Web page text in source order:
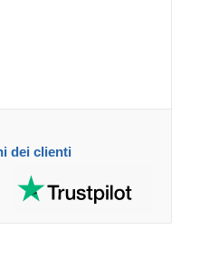
dei clienti